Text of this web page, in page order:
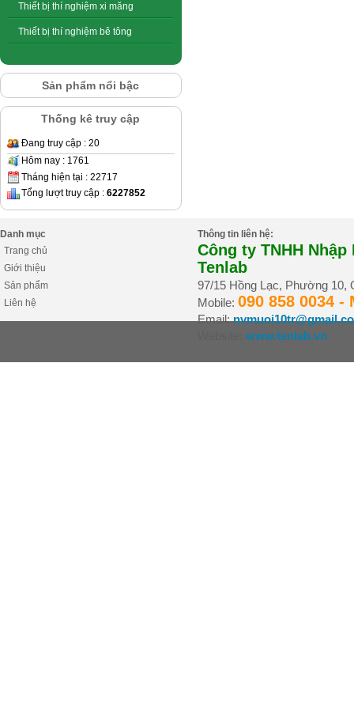
Thiết bị thí nghiệm xi măng
Thiết bị thí nghiệm bê tông
Sản phẩm nổi bậc
Thống kê truy cập
Đang truy cập : 20
Hôm nay : 1761
Tháng hiện tại : 22717
Tổng lượt truy cập : 6227852
Danh mục
Trang chủ
Giới thiệu
Sản phẩm
Liên hệ
Thông tin liên hệ:
Công ty TNHH
Tenlab
97/15 Hồng Lạc, Phường 10,
Mobile: 090 858 0034 -
Email:
www.tenlab.vn